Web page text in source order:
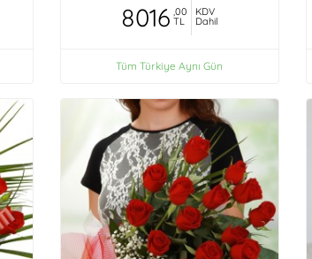
8016 ,00
TL
KDV
Dahil
Tüm Türkiye Aynı Gün